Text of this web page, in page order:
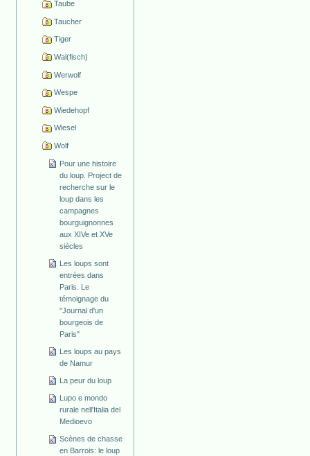
Taube
Taucher
Tiger
Wal(fisch)
Werwolf
Wespe
Wiedehopf
Wiesel
Wolf
Pour une histoire
du loup. Project de
recherche sur le
loup dans les
campagnes
bourguignonnes
aux XIVe et XVe
siècles
Les loups sont
entrées dans
Paris. Le
témoignage du
"Journal d'un
bourgeois de
Paris"
Les loups au pays
de Namur
La peur du loup
Lupo e mondo
rurale nell'Italia del
Medioevo
Scènes de chasse
en Barrois: le loup